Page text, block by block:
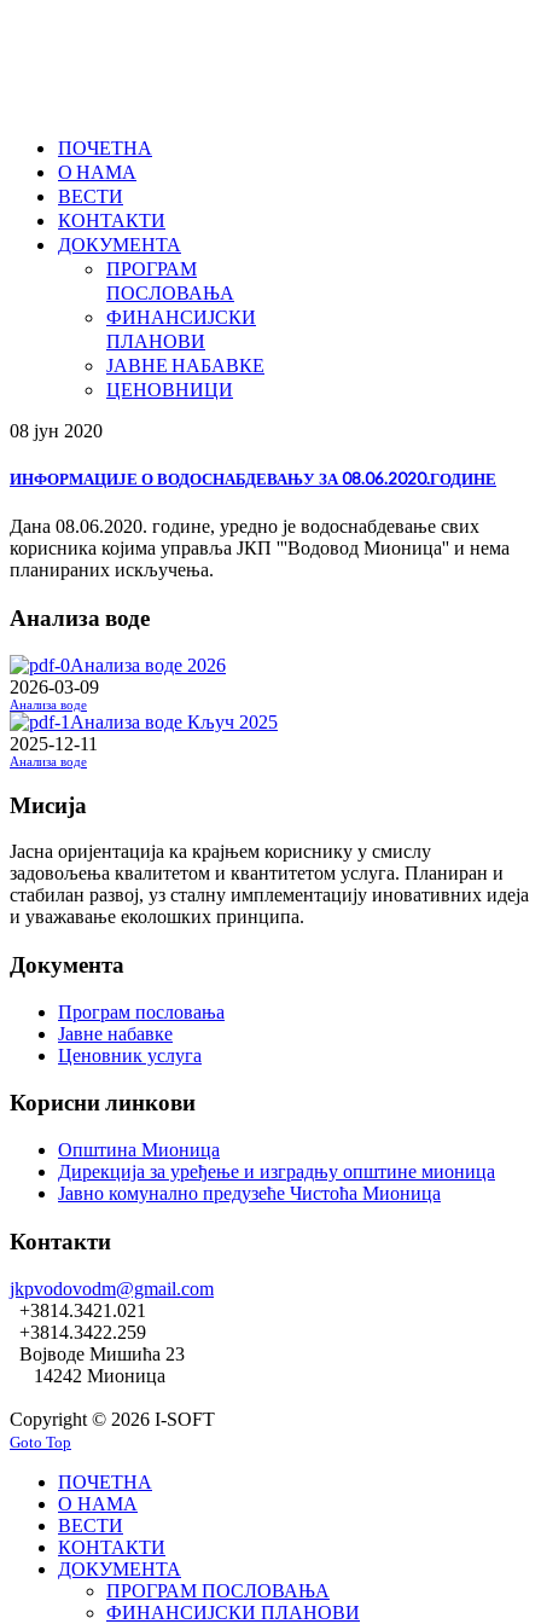
ПОЧЕТНА
О НАМА
ВЕСТИ
КОНТАКТИ
ДОКУМЕНТА
ПРОГРАМ
ПОСЛОВАЊА
ФИНАНСИЈСКИ
ПЛАНОВИ
ЈАВНЕ НАБАВКЕ
ЦЕНОВНИЦИ
08 јун 2020
ИНФОРМАЦИЈЕ О ВОДОСНАБДЕВАЊУ ЗА 08.06.2020.ГОДИНЕ
Дана 08.06.2020. године, уредно је водоснабдевање свих
корисника којима управља ЈКП '''Водовод Мионица'' и нема
планираних искључења.
Анализа воде
Анализа воде 2026
2026-03-09
Анализа воде
Анализа воде Кључ 2025
2025-12-11
Анализа воде
Мисија
Јасна оријентација ка крајњем кориснику у смислу
задовољења квалитетом и квантитетом услуга. Планиран и
стабилан развој, уз сталну имплементацију иновативних идеја
и уважавање еколошких принципа.
Документа
Програм пословања
Јавне набавке
Ценовник услуга
Корисни линкови
Општина Мионица
Дирекција за уређење и изградњу општине мионица
Јавно комунално предузеће Чистоћа Мионица
Контакти
jkpvodovodm@gmail.com
+3814.3421.021
+3814.3422.259
Војводе Мишића 23
14242 Мионица
Copyright © 2026 I-SOFT
Goto Top
ПОЧЕТНА
О НАМА
ВЕСТИ
КОНТАКТИ
ДОКУМЕНТА
ПРОГРАМ ПОСЛОВАЊА
ФИНАНСИЈСКИ ПЛАНОВИ